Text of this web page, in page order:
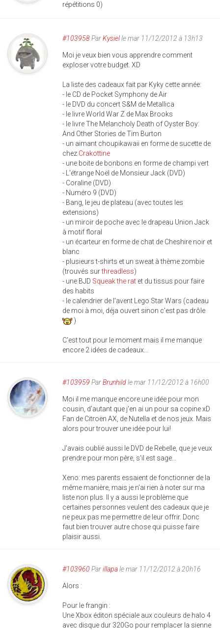
répétitions 0)
#103958ParKysielle mar 11/12/2012 à 13h13
Moi je veux bien vous apprendre comment
exploser votre budget. XD
La liste des cadeaux fait par Kyky cette année:
- le CD de Pocket Symphony de Air
- le DVD du concert S&M de Metallica
- le livre World War Z de Max Brooks
- le livre The Melancholy Death of Oyster Boy:
And Other Stories de Tim Burton
- un aimant choupikawaii en forme de sucette de
chez Crakottine
- une boite de bonbons en forme de champi vert
- L'étrange Noël de Monsieur Jack (DVD)
- Coraline (DVD)
- Numéro 9 (DVD)
- Bang, le jeu de plateau (avec toutes les
extensions)
- un miroir de poche avec le drapeau Union Jack
à motif floral
- un écarteur en forme de chat de Cheshire noir et
blanc
- plusieurs t-shirts et un sweat à thème zombie
(trouvés surthreadless)
- une BJD Squeak the rat et du tissus pour faire
des habits
- le calendrier de l'avent Lego Star Wars (cadeau
de moi à moi, déja ouvert sinon c'est pas drôle
)
C'est tout pour le moment mais il me manque
encore 2 idées de cadeaux...
#103959 ParBrunhildle mar 11/12/2012 à 16h00
Moi il me manque encore une idée pour mon
cousin, d'autant que j'en ai un pour sa copine xD
Fan de Citroën AX, de Nutella et de nos jeux. Mais
alors pour trouver une idée pour lui!
J'avais oublié aussi le DVD de Rebelle, que je veux
prendre pour mon père, s'il est sage...
Xeno: mes parents essaient de fonctionner de la
même manière, mais je n'ai rien à noter sur ma
liste non plus. Il y a aussi le problème que
certaines personnes veulent des cadeaux que je
ne peux pas me permettre de leur offrir. Donc
faut bien trouver autre chose qui puisse faire
plaisir aussi.
#103960 Parillapale mar 11/12/2012 à 20h16
Alors :
Pour le frangin :
Une Xbox éditon spéciale aux couleurs de halo 4
avec disque dur 320Go pour remplacer la sienne